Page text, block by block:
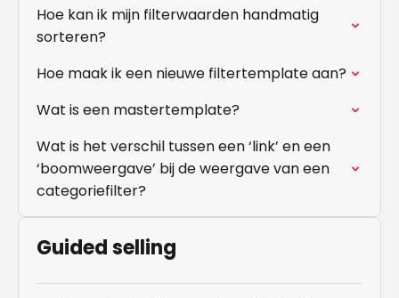
Hoe kan ik mijn filterwaarden handmatig
sorteren?
Hoe maak ik een nieuwe filtertemplate aan?
Wat is een mastertemplate?
Wat is het verschil tussen een ‘link’ en een
‘boomweergave’ bij de weergave van een
categoriefilter?
Guided selling